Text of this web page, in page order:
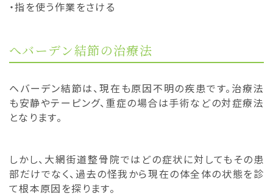
・指を使う作業をさける
へバーデン結節の治療法
ヘバーデン結節は、現在も原因不明の疾患です。治療法
も安静やテーピング、重症の場合は手術などの対症療法
となります。
しかし、大網街道整骨院ではどの症状に対してもその患
部だけでなく、過去の怪我から現在の体全体の状態を診
て根本原因を探ります。